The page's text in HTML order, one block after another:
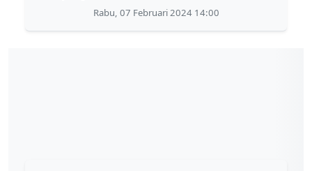
Rabu, 07 Februari 2024 14:00